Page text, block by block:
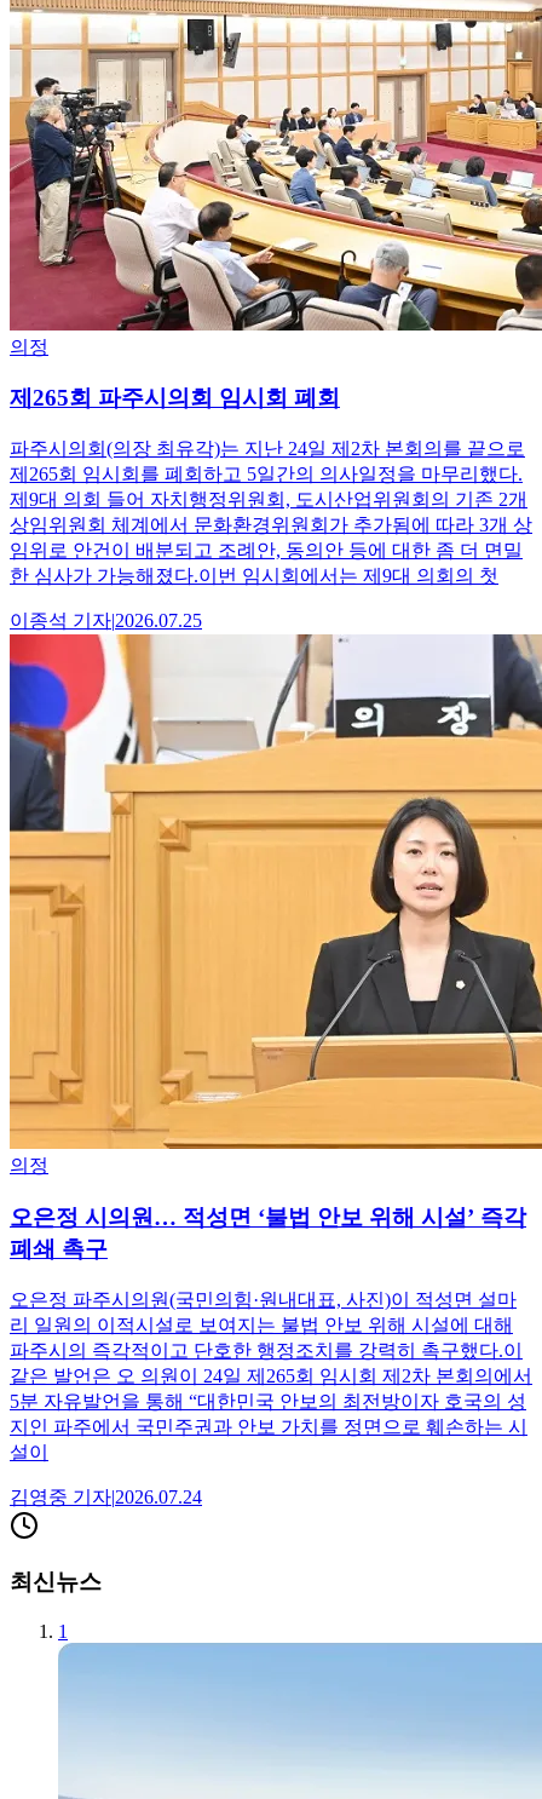
의정
제265회 파주시의회 임시회 폐회
파주시의회(의장 최유각)는 지난 24일 제2차 본회의를 끝으로
제265회 임시회를 폐회하고 5일간의 의사일정을 마무리했다.
제9대 의회 들어 자치행정위원회, 도시산업위원회의 기존 2개
상임위원회 체계에서 문화환경위원회가 추가됨에 따라 3개 상
임위로 안건이 배분되고 조례안, 동의안 등에 대한 좀 더 면밀
한 심사가 가능해졌다.이번 임시회에서는 제9대 의회의 첫
이종석 기자|2026.07.25
의정
오은정 시의원… 적성면 ‘불법 안보 위해 시설’ 즉각
폐쇄 촉구
오은정 파주시의원(국민의힘·원내대표, 사진)이 적성면 설마
리 일원의 이적시설로 보여지는 불법 안보 위해 시설에 대해
파주시의 즉각적이고 단호한 행정조치를 강력히 촉구했다.이
같은 발언은 오 의원이 24일 제265회 임시회 제2차 본회의에서
5분 자유발언을 통해 “대한민국 안보의 최전방이자 호국의 성
지인 파주에서 국민주권과 안보 가치를 정면으로 훼손하는 시
설이
김영중 기자|2026.07.24
최신뉴스
1